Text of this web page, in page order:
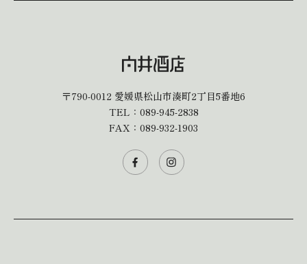
〒790-0012 愛媛県松山市湊町2丁目5番地6
TEL： 089-945-2838
FAX：089-932-1903